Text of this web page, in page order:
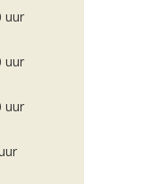
uur
uur
uur